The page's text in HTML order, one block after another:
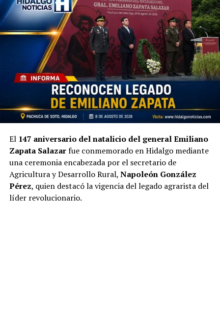
El 147 aniversario del natalicio del general Emiliano
Zapata Salazarfue conmemorado en Hidalgo mediante
una ceremonia encabezada por el secretario de
Agricultura y Desarrollo Rural, Napoleón González
Pérez, quien destacó la vigencia del legado agrarista del
líder revolucionario.